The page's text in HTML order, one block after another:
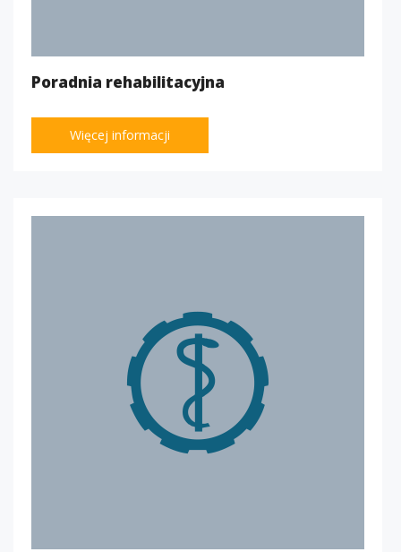
Poradnia rehabilitacyjna
Więcej informacji